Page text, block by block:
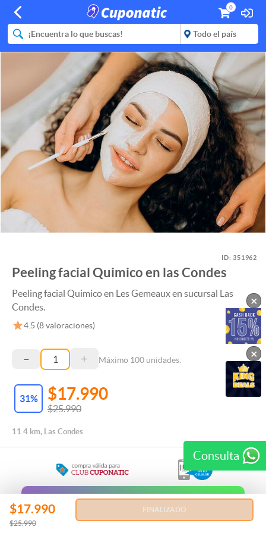
0
Consulta
ID:351962
Peeling facial Quimico en las Condes
Peeling facial Quimico en Les Gemeaux en sucursal Las
Condes.
4.5 (8 valoraciones)
– + Máximo 100 unidades.
31% $17.990
$25.990
11.4 km, Las Condes
Regala esta Experiencia
$17.990
$25.990
FINALIZADO
×
×